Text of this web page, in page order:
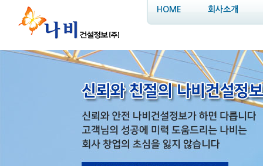
HOME 회사소개